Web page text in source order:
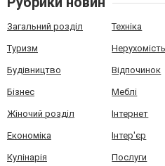
Загальний розділ Техніка
Туризм Нерухомість
Будівництво Відпочинок
Бізнес Меблі
Жіночий розділ Інтернет
Економіка Інтер'єр
Кулінарія Послуги